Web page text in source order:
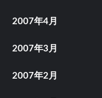
2007年4月
2007年3月
2007年2月